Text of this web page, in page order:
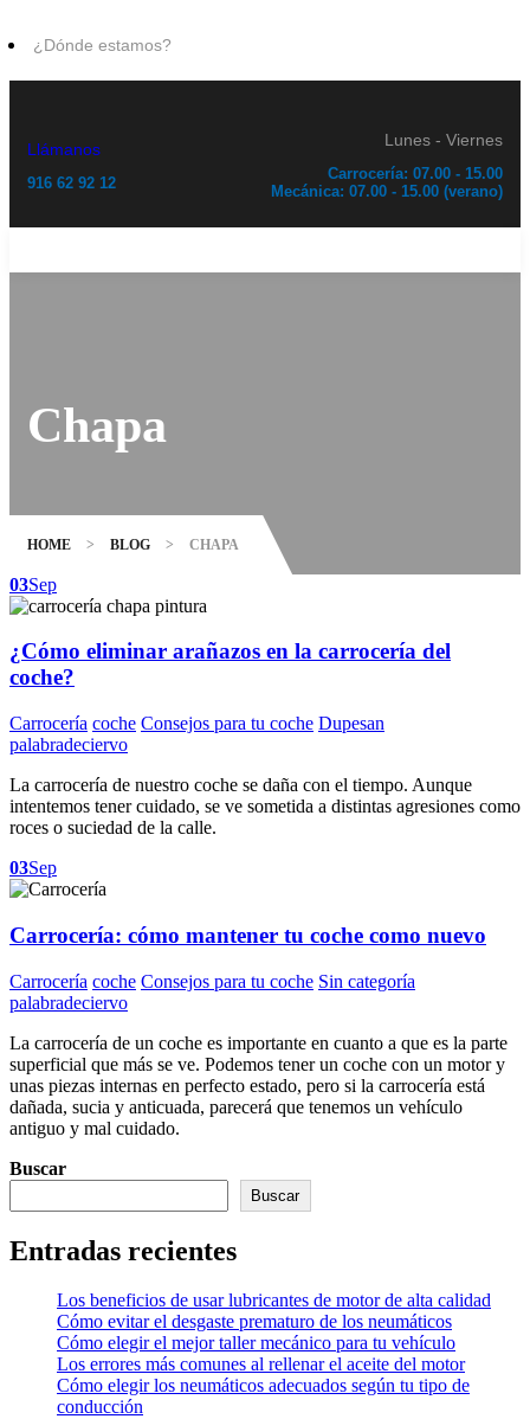
¿Dónde estamos?
Llámanos
916 62 92 12
Lunes - Viernes
Carrocería: 07.00 - 15.00
Mecánica: 07.00 - 15.00 (verano)
Chapa
HOME > BLOG > CHAPA
03Sep
¿Cómo eliminar arañazos en la carrocería del
coche?
Carrocería coche Consejos para tu coche Dupesan
palabradeciervo
La carrocería de nuestro coche se daña con el tiempo. Aunque
intentemos tener cuidado, se ve sometida a distintas agresiones como
roces o suciedad de la calle.
03Sep
Carrocería: cómo mantener tu coche como nuevo
Carrocería coche Consejos para tu coche Sin categoría
palabradeciervo
La carrocería de un coche es importante en cuanto a que es la parte
superficial que más se ve. Podemos tener un coche con un motor y
unas piezas internas en perfecto estado, pero si la carrocería está
dañada, sucia y anticuada, parecerá que tenemos un vehículo
antiguo y mal cuidado.
Buscar
Buscar
Entradas recientes
Los beneficios de usar lubricantes de motor de alta calidad
Cómo evitar el desgaste prematuro de los neumáticos
Cómo elegir el mejor taller mecánico para tu vehículo
Los errores más comunes al rellenar el aceite del motor
Cómo elegir los neumáticos adecuados según tu tipo de
conducción